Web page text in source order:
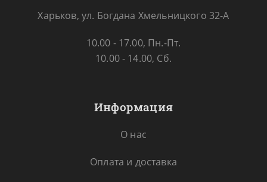
Харьков, ул. Богдана Хмельницкого 32-А
10.00 - 17.00, Пн.-Пт.
10.00 - 14.00, Сб.
Информация
О нас
Оплата и доставка